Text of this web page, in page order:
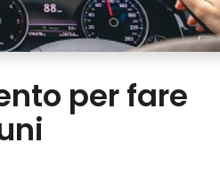
per fare